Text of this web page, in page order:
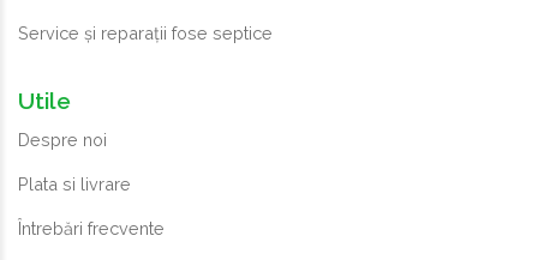
Service și reparații fose septice
Utile
Despre noi
Plata si livrare
Întrebări frecvente